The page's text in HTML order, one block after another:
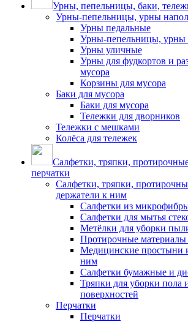
Урны, пепельницы, баки,
Урны-пепельницы, урны
Урны педальные
Урны-пепельницы, урны
Урны уличные
Урны для фудкортов и
мусора
Корзины для мусора
Баки для мусора
Баки для мусора
Тележки для дворников
Тележки с мешками
Колёса для тележек
Салфетки, тряпки,
перчатки
Салфетки, тряпки,
держатели к ним
Салфетки из
Салфетки для мытья
Метёлки для уборки
Протирочные
Медицинские простыни
ним
Салфетки бумажные и
Тряпки для уборки пола
поверхностей
Перчатки
Перчатки